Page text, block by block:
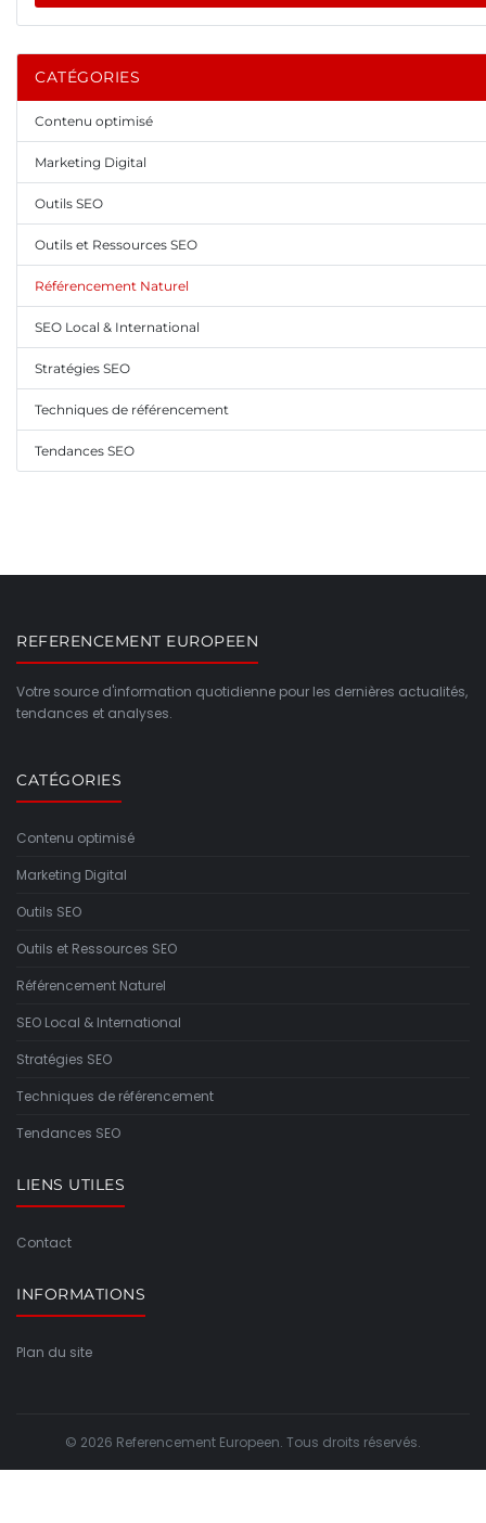
CATÉGORIES
Contenu optimisé
Marketing Digital
Outils SEO
Outils et Ressources SEO
Référencement Naturel
SEO Local & International
Stratégies SEO
Techniques de référencement
Tendances SEO
REFERENCEMENT EUROPEEN
Votre source d'information quotidienne pour les dernières actualités,
tendances et analyses.
CATÉGORIES
Contenu optimisé
Marketing Digital
Outils SEO
Outils et Ressources SEO
Référencement Naturel
SEO Local & International
Stratégies SEO
Techniques de référencement
Tendances SEO
LIENS UTILES
Contact
INFORMATIONS
Plan du site
© 2026 Referencement Europeen. Tous droits réservés.